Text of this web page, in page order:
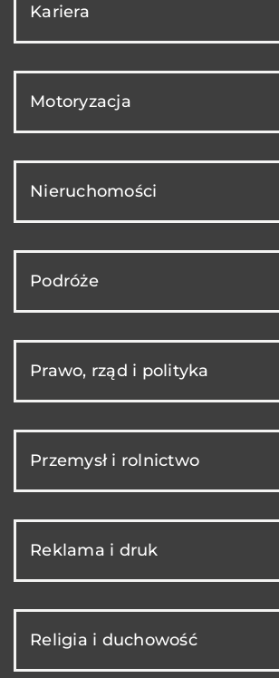
Kariera
Motoryzacja
Nieruchomości
Podróże
Prawo, rząd i polityka
Przemysł i rolnictwo
Reklama i druk
Religia i duchowość